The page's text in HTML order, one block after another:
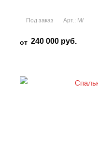
Под заказ Арт.: М/
от 240 000 руб.